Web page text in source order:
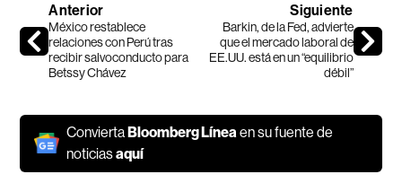
Anterior
México restablece
relaciones con Perú tras
recibir salvoconducto para
Betssy Chávez
Siguiente
Barkin, de la Fed, advierte
que el mercado laboral de
EE.UU. está en un “equilibrio
débil”
ConviertaBloomberg Línea en su fuente de
noticiasaquí